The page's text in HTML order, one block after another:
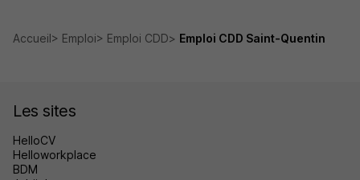
Accueil Emploi Emploi CDD Emploi CDD Saint-Quentin
Les sites
HelloCV
Helloworkplace
BDM